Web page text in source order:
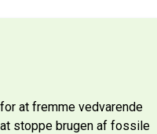
at fremme vedvarende
stoppe brugen af fossile